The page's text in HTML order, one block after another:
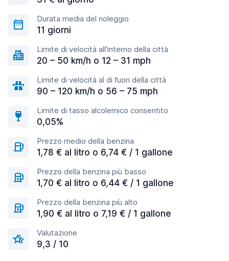
Durata media del noleggio
11 giorni
Limite di velocità all'interno della città
20 – 50 km/h o 12 – 31 mph
Limite di velocità al di fuori della città
90 – 120 km/h o 56 – 75 mph
Limite di tasso alcolemico consentito
0,05%
Prezzo medio della benzina
1,78 € al litro o 6,74 € / 1 gallone
Prezzo della benzina più basso
1,70 € al litro o 6,44 € / 1 gallone
Prezzo della benzina più alto
1,90 € al litro o 7,19 € / 1 gallone
Valutazione
9,3 / 10